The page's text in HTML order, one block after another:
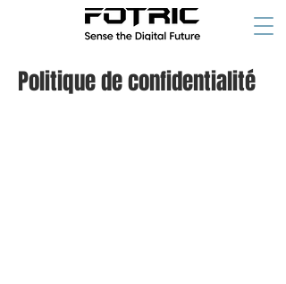
Politique de confidentialité